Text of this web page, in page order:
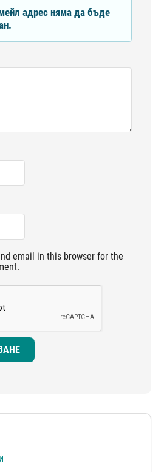
адрес няма да бъде
email in this browser for the